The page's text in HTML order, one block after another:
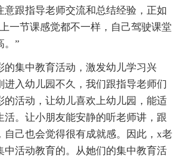
意跟指导老师交流和总结经验，正如
一节课感觉都不一样，自己驾驶课堂
。”
的集中教育活动，激发幼儿学习兴
进入幼儿园不久，我们跟指导老师们
的活动，让幼儿喜欢上幼儿园，能适
活。让小朋友能安静的听老师讲，跟
自己也会觉得很有成就感。因此，x老
中活动教育的。从她们的集中教育活